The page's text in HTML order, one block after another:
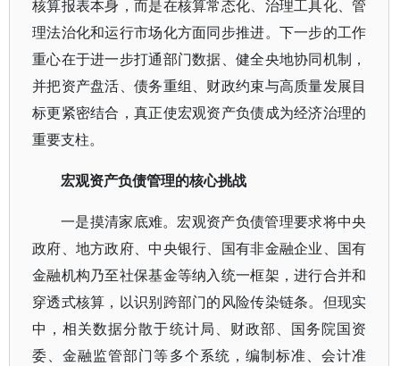
核算报表本身，而是在核算常态化、治理工具化、管
理法治化和运行市场化方面同步推进。下一步的工作
重心在于进一步打通部门数据、健全央地协同机制，
并把资产盘活、债务重组、财政约束与高质量发展目
标更紧密结合，真正使宏观资产负债成为经济治理的
重要支柱。
宏观资产负债管理的核心挑战
一是摸清家底难。宏观资产负债管理要求将中央
政府、地方政府、中央银行、国有非金融企业、国有
金融机构乃至社保基金等纳入统一框架，进行合并和
穿透式核算，以识别跨部门的风险传染链条。但现实
中，相关数据分散于统计局、财政部、国务院国资
委、金融监管部门等多个系统，编制标准、会计准